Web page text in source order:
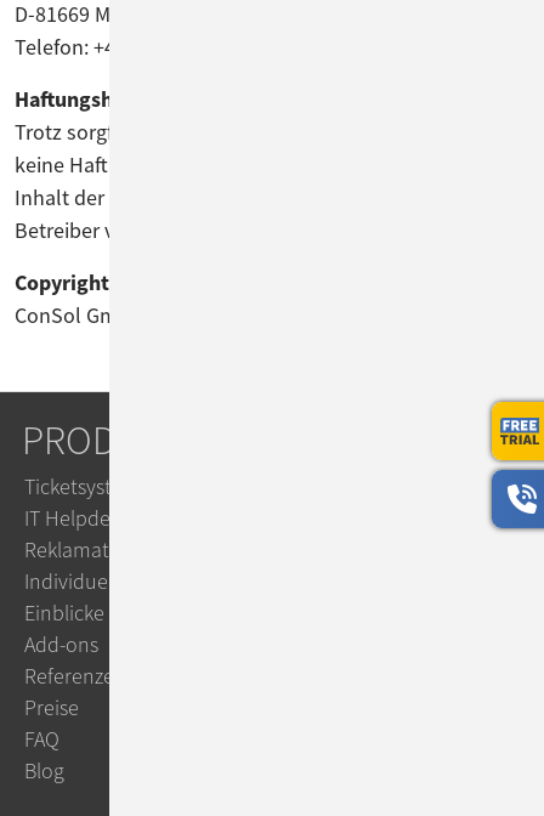
D-81669 München
Telefon: +49-89-45841-100
Haftungshinweis
Trotz sorgfältiger inhaltlicher Kontrolle übernehmen wir
keine Haftung für die Inhalte externer Links. Für den
Inhalt der verlinkten Seiten sind ausschließlich deren
Betreiber verantwortlich.
Copyright
ConSol GmbH 2026
PRODUKTE
Ticketsystem
IT Helpdesk
Reklamationsmanagement
Individuelle Workflows
Einblicke
Add-ons
Referenzen
Preise
FAQ
Blog